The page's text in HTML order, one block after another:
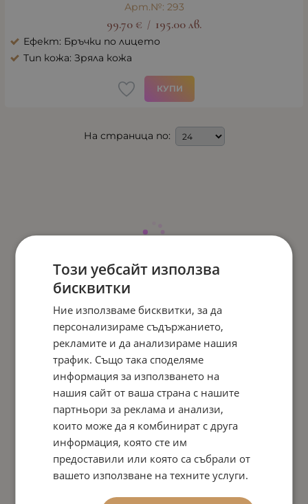
Арт.№: 293
99.70 € / 195.00лв.
Ефект: Бръчки по лицето
Тип кожа: Зряла кожа
КУПИ
На страница по:
Този уебсайт използва
бисквитки
Ние използваме бисквитки, за да
персонализираме съдържанието,
рекламите и да анализираме нашия
трафик. Също така споделяме
информация за използването на
нашия сайт от ваша страна с нашите
партньори за реклама и анализи,
които може да я комбинират с друга
информация, която сте им
предоставили или която са събрали от
вашето използване на техните услуги.